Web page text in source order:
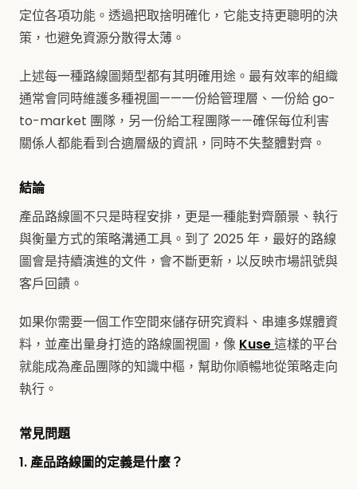
定位各項功能。透過把取捨明確化，它能支持更聰明的決
策，也避免資源分散得太薄。
上述每一種路線圖類型都有其明確用途。最有效率的組織
通常會同時維護多種視圖——一份給管理層、一份給 go-
to-market 團隊，另一份給工程團隊——確保每位利害
關係人都能看到合適層級的資訊，同時不失整體對齊。
結論
產品路線圖不只是時程安排，更是一種能對齊願景、執行
與衡量方式的策略溝通工具。到了 2025 年，最好的路線
圖會是持續演進的文件，會不斷更新，以反映市場訊號與
客戶回饋。
如果你需要一個工作空間來儲存研究資料、串連多媒體資
料，並產出量身打造的路線圖視圖，像 Kuse這樣的平台
就能成為產品團隊的知識中樞，幫助你順暢地從策略走向
執行。
常見問題
1. 產品路線圖的定義是什麼？